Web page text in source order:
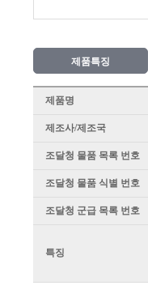
제품특징
제품명
제조사/제조국
조달청 물품 목록 번호
조달청 물품 식별 번호
조달청 군급 목록 번호
특징